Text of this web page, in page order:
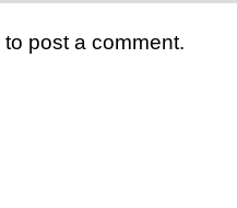
to post a comment.